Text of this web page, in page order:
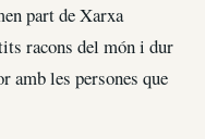
part de Xarxa
racons del món i dur
amb les persones que